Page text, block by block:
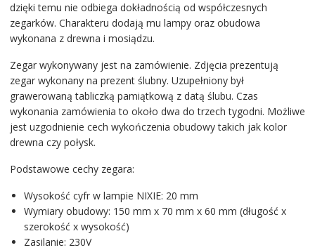
dzięki temu nie odbiega dokładnością od współczesnych
zegarków. Charakteru dodają mu lampy oraz obudowa
wykonana z drewna i mosiądzu.
Zegar wykonywany jest na zamówienie. Zdjęcia prezentują
zegar wykonany na prezent ślubny. Uzupełniony był
grawerowaną tabliczką pamiątkową z datą ślubu. Czas
wykonania zamówienia to około dwa do trzech tygodni. Możliwe
jest uzgodnienie cech wykończenia obudowy takich jak kolor
drewna czy połysk.
Podstawowe cechy zegara:
Wysokość cyfr w lampie NIXIE: 20 mm
Wymiary obudowy: 150 mm x 70 mm x 60 mm (długość x
szerokość x wysokość)
Zasilanie: 230V